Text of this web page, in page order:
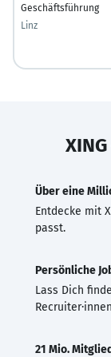
Geschäftsführung
Linz
Über eine
Entdecke mit
passt.
Persönliche
Lass Dich
21 Mio.